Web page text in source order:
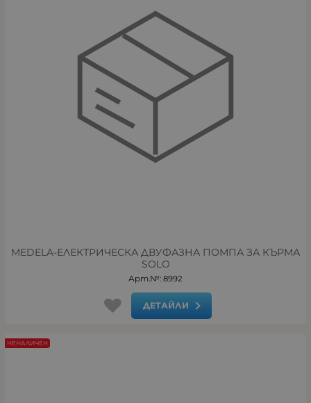
MEDELA-ЕЛЕКТРИЧЕСКА ДВУФАЗНА ПОМПА ЗА КЪРМА
SOLO
Арт.№: 8992
ДЕТАЙЛИ
НЕНАЛИЧЕН